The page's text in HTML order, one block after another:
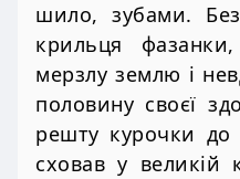
шило, зубами.
крильця
мерзлу землю і
половину своєї
решту курочки
сховав у великій